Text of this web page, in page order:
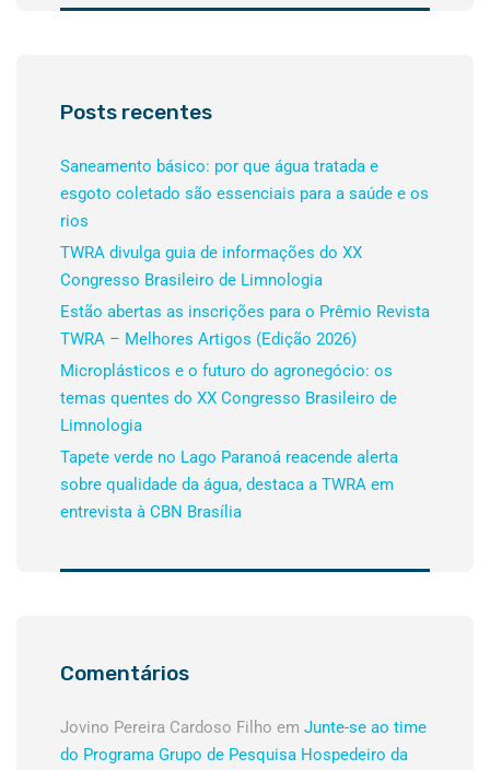
Posts recentes
Saneamento básico: por que água tratada e
esgoto coletado são essenciais para a saúde e os
rios
TWRA divulga guia de informações do XX
Congresso Brasileiro de Limnologia
Estão abertas as inscrições para o Prêmio Revista
TWRA – Melhores Artigos (Edição 2026)
Microplásticos e o futuro do agronegócio: os
temas quentes do XX Congresso Brasileiro de
Limnologia
Tapete verde no Lago Paranoá reacende alerta
sobre qualidade da água, destaca a TWRA em
entrevista à CBN Brasília
Comentários
Jovino Pereira Cardoso Filho em Junte-se ao time
do Programa Grupo de Pesquisa Hospedeiro da